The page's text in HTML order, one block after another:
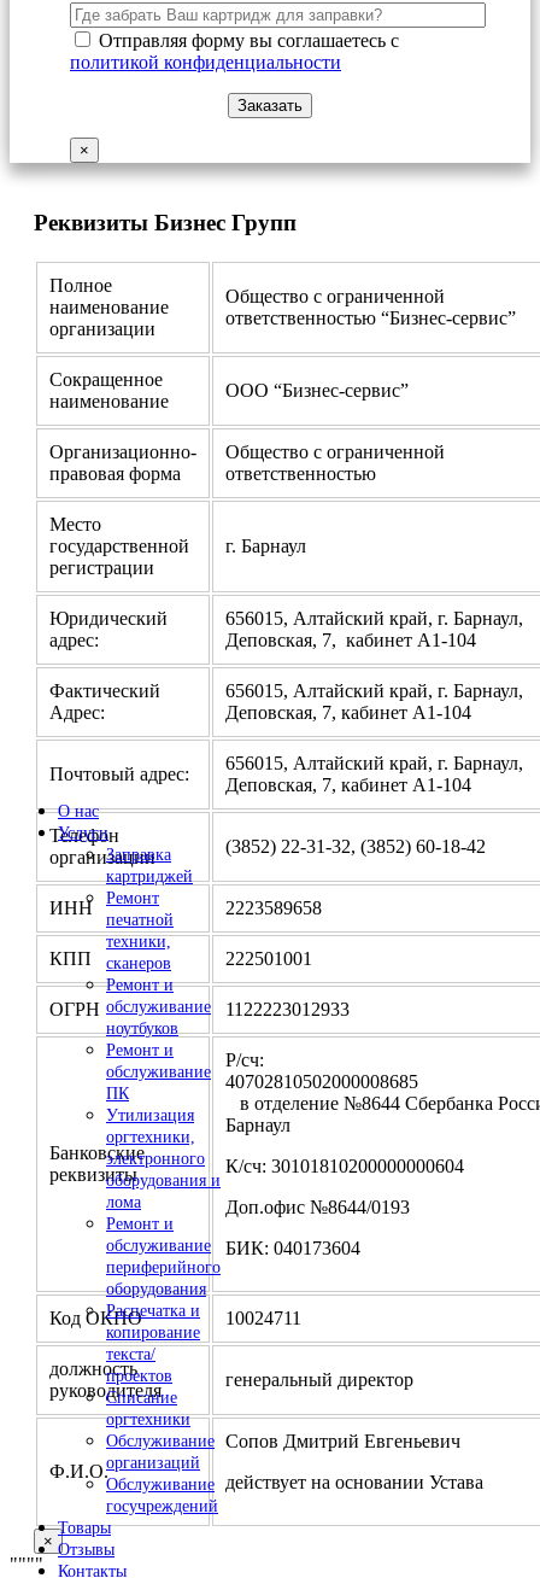
О нас
Услуги
Заправка
картриджей
Ремонт
печатной
техники,
сканеров
Ремонт и
обслуживание
ноутбуков
Ремонт и
обслуживание
ПК
Утилизация
оргтехники,
электронного
оборудования и
лома
Ремонт и
обслуживание
периферийного
оборудования
Распечатка и
копирование
текста/
проектов
Списание
оргтехники
Обслуживание
организаций
Обслуживание
госучреждений
Товары
Отзывы
Контакты
Отправляя форму вы соглашаетесь с
политикой конфиденциальности
×
Реквизиты Бизнес Групп
Полное
наименование
организации
Общество с ограниченной
ответственностью “Бизнес-сервис”
Сокращенное
наименование
ООО “Бизнес-сервис”
Организационно-
правовая форма
Общество с ограниченной
ответственностью
Место
государственной
регистрации
г. Барнаул
Юридический
адрес:
656015, Алтайский край, г. Барнаул,
Деповская, 7, кабинет А1-104
Фактический
Адрес:
656015, Алтайский край, г. Барнаул,
Деповская, 7, кабинет А1-104
Почтовый адрес:
656015, Алтайский край, г. Барнаул,
Деповская, 7, кабинет А1-104
Телефон
организации
(3852) 22-31-32, (3852) 60-18-42
ИНН 2223589658
КПП 222501001
ОГРН 1122223012933
Банковские
реквизиты
Р/сч:
в отделение №8644 Сбербанка
Барнаул
К/сч: 30101810200000000604
Доп.офис №8644/0193
БИК: 040173604
Код ОКПО 10024711
должность
руководителя
генеральный директор
Ф.И.О.
Сопов Дмитрий Евгеньевич
действует на основании Устава
×
""""